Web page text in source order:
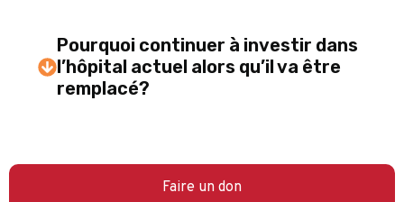
Pourquoi continuer à investir dans
l’hôpital actuel alors qu’il va être
remplacé?
Faire un don